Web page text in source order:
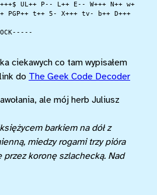
UL++ P-- L++ E-- W+++ N++ w+
PGP++ t++ 5- X+++ tv- b++ D+++
ciekawych co tam wypisałem
do The Geek Code Decoder
ale mój herb Juliusz
barkiem na dół z
miedzy rogami trzy pióra
przez koronę szlachecką. Nad